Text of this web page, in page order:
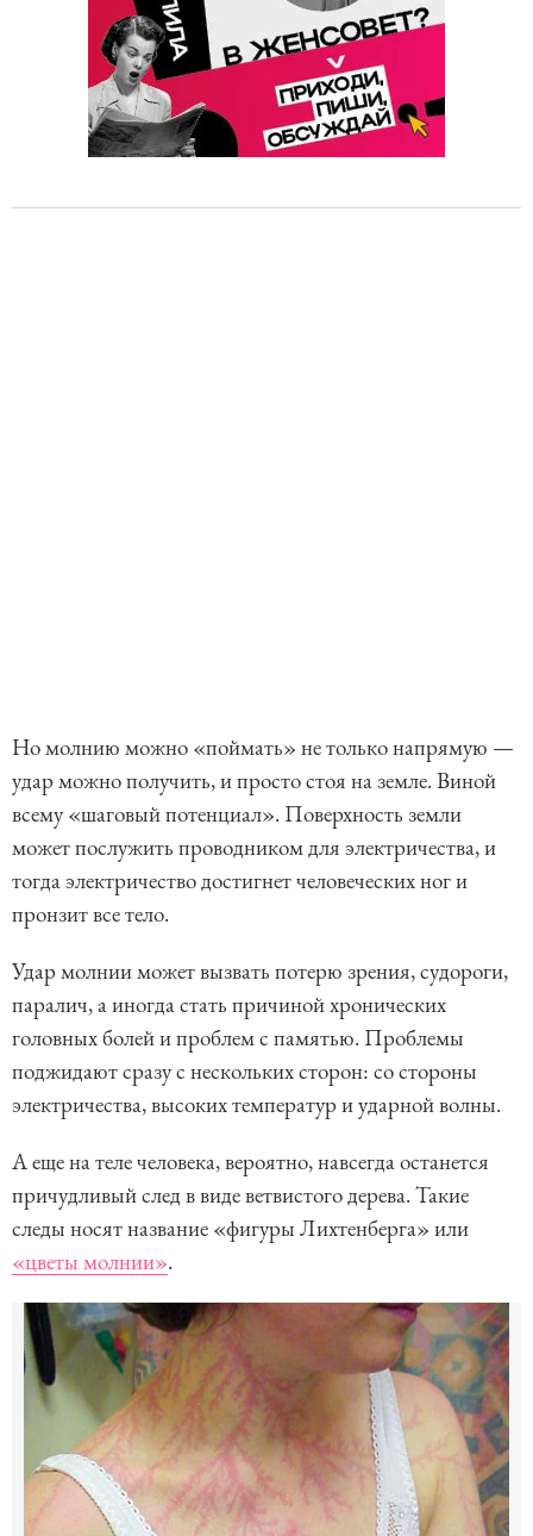
Но молнию можно «поймать» не только напрямую —
удар можно получить, и просто стоя на земле. Виной
всему «шаговый потенциал». Поверхность земли
может послужить проводником для электричества, и
тогда электричество достигнет человеческих ног и
пронзит все тело.
Удар молнии может вызвать потерю зрения, судороги,
паралич, а иногда стать причиной хронических
головных болей и проблем с памятью. Проблемы
поджидают сразу с нескольких сторон: со стороны
электричества, высоких температур и ударной волны.
А еще на теле человека, вероятно, навсегда останется
причудливый след в виде ветвистого дерева. Такие
следы носят название «фигуры Лихтенберга» или
«цветы молнии».